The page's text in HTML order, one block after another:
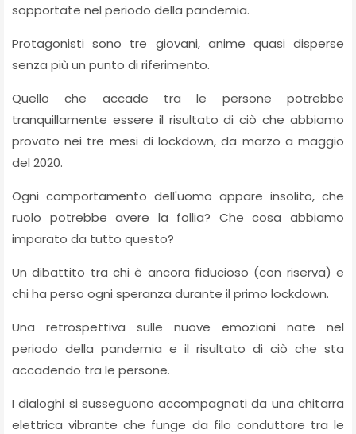
sopportate nel periodo della pandemia.
Protagonisti sono tre giovani, anime quasi disperse
senza più un punto di riferimento.
Quello che accade tra le persone potrebbe
tranquillamente essere il risultato di ciò che abbiamo
provato nei tre mesi di lockdown, da marzo a maggio
del 2020.
Ogni comportamento dell'uomo appare insolito, che
ruolo potrebbe avere la follia? Che cosa abbiamo
imparato da tutto questo?
Un dibattito tra chi è ancora fiducioso (con riserva) e
chi ha perso ogni speranza durante il primo lockdown.
Una retrospettiva sulle nuove emozioni nate nel
periodo della pandemia e il risultato di ciò che sta
accadendo tra le persone.
I dialoghi si susseguono accompagnati da una chitarra
elettrica vibrante che funge da filo conduttore tra le